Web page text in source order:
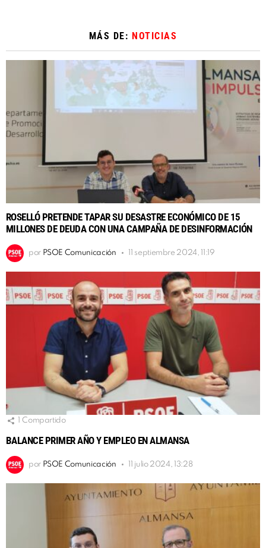
MÁS DE: NOTICIAS
ROSELLÓ PRETENDE TAPAR SU DESASTRE ECONÓMICO DE 15
MILLONES DE DEUDA CON UNA CAMPAÑA DE DESINFORMACIÓN
por PSOE Comunicación 11 septiembre 2024, 11:19
Compartido
BALANCE PRIMER AÑO Y EMPLEO EN ALMANSA
por PSOE Comunicación 11 julio 2024, 13:28